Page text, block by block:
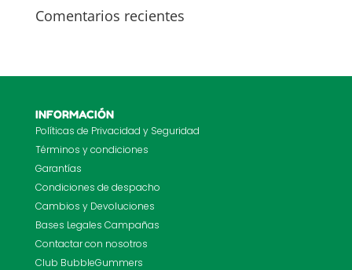
Comentarios recientes
INFORMACIÓN
Políticas de Privacidad y Seguridad
Términos y condiciones
Garantías
Condiciones de despacho
Cambios y Devoluciones
Bases Legales Campañas
Contactar con nosotros
Club BubbleGummers